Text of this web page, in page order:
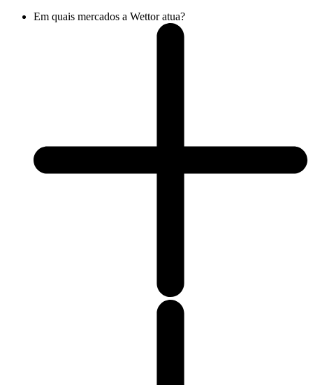
Em quais mercados a Wettor atua?